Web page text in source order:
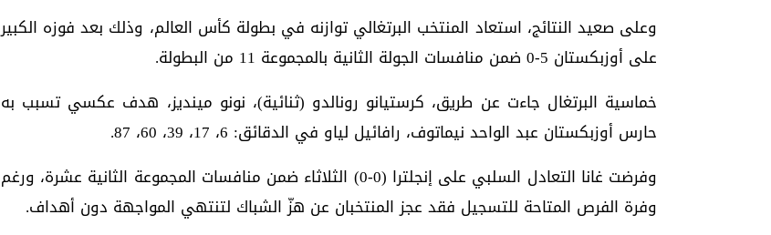
وعلى صعيد النتائج، استعاد المنتخب البرتغالي توازنه في بطولة كأس العالم، وذلك بعد فوزه الكبير
على أوزبكستان 5-0 ضمن منافسات الجولة الثانية بالمجموعة 11 من البطولة.
خماسية البرتغال جاءت عن طريق، كرستيانو رونالدو (ثنائية)، نونو مينديز، هدف عكسي تسبب به
حارس أوزبكستان عبد الواحد نيماتوف، رافائيل لياو في الدقائق: 6، 17، 39، 60، 87.
وفرضت غانا التعادل السلبي على إنجلترا (0-0) الثلاثاء ضمن منافسات المجموعة الثانية عشرة، ورغم
وفرة الفرص المتاحة للتسجيل فقد عجز المنتخبان عن هزّ الشباك لتنتهي المواجهة دون أهداف.